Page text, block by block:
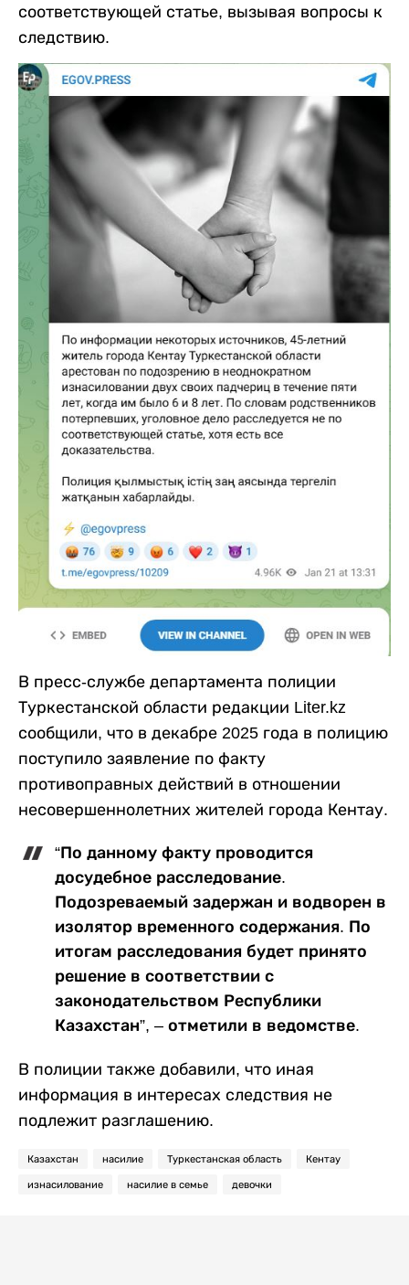
соответствующей статье, вызывая вопросы к
следствию.
В пресс-службе департамента полиции
Туркестанской области редакции Liter.kz
сообщили, что в декабре 2025 года в полицию
поступило заявление по факту
противоправных действий в отношении
несовершеннолетних жителей города Кентау.
“По данному факту проводится
досудебное расследование.
Подозреваемый задержан и водворен в
изолятор временного содержания. По
итогам расследования будет принято
решение в соответствии с
законодательством Республики
Казахстан”, – отметили в ведомстве.
В полиции также добавили, что иная
информация в интересах следствия не
подлежит разглашению.
Казахстан насилие Туркестанская область Кентау
изнасилование насилие в семье девочки